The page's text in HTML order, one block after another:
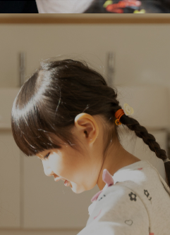
スター保育園が紹介されま
作り～にじ組～2026.08.0